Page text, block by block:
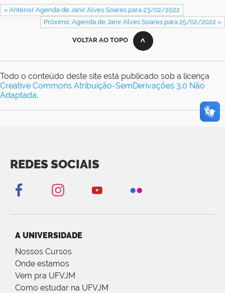
« Anterior Agenda de Janir Alves Soares para 23/02/2022
Próximo: Agenda de Janir Alves Soares para 25/02/2022 »
VOLTAR AO TOPO
Todo o conteúdo deste site está publicado sob a licença
Creative Commons Atribuição-SemDerivações 3.0 Não
Adaptada.
REDES SOCIAIS
A UNIVERSIDADE
Nossos Cursos
Onde estamos
Vem pra UFVJM
Como estudar na UFVJM